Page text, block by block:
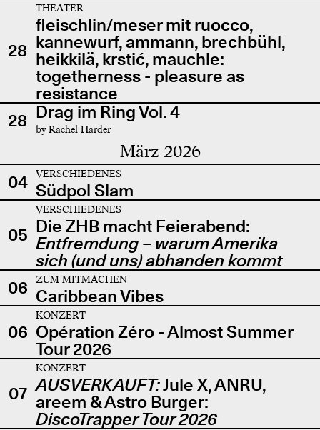
28
THEATER
fleischlin/meser mit ruocco,
kannewurf, ammann, brechbühl,
heikkilä, krstić, mauchle:
togetherness - pleasure as
resistance
28 Drag im Ring Vol. 4
by Rachel Harder
März 2026
04 VERSCHIEDENES
Südpol Slam
05
VERSCHIEDENES
Die ZHB macht Feierabend:
Entfremdung – warum Amerika
sich (und uns) abhanden kommt
06
ZUM MITMACHEN
Caribbean Vibes
06
KONZERT
Opération Zéro - Almost Summer
Tour 2026
07
KONZERT
AUSVERKAUFT:Jule X, ANRU,
areem & Astro Burger:
DiscoTrapper Tour 2026